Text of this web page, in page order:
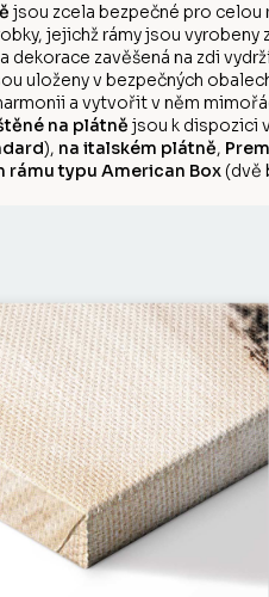
jsou zcela bezpečné pro
jejichž rámy jsou
dekorace zavěšená na zdi
uloženy v bezpečných
a vytvořit v něm
na plátně jsou k dispozici
), na italském plátně,
rámu typu American Box (dvě